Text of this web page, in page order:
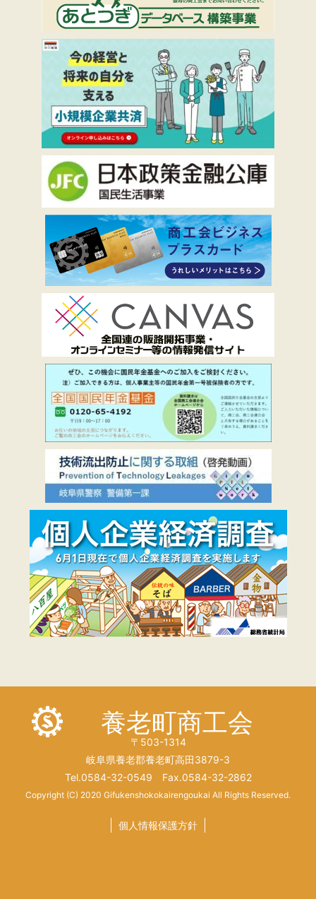
養老町商工会
〒503-1314
岐阜県養老郡養老町高田3879-3
Tel.0584-32-0549 Fax.0584-32-2862
Copyright (C) 2020 Gifukenshokokairengoukai All Rights Reserved.
個人情報保護方針